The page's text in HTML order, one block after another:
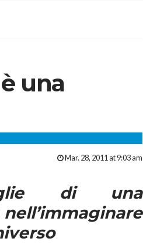
una
Mar. 28, 2011 at 9:03 am
di una